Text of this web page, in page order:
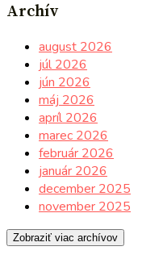
Archív
august 2026
júl 2026
jún 2026
máj 2026
apríl 2026
marec 2026
február 2026
január 2026
december 2025
november 2025
Zobraziť viac archívov